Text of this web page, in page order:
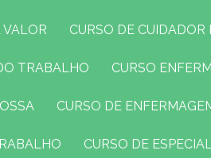
VALOR CURSO DE
TRABALHO CURSO
CURSO DE
CURSO DE